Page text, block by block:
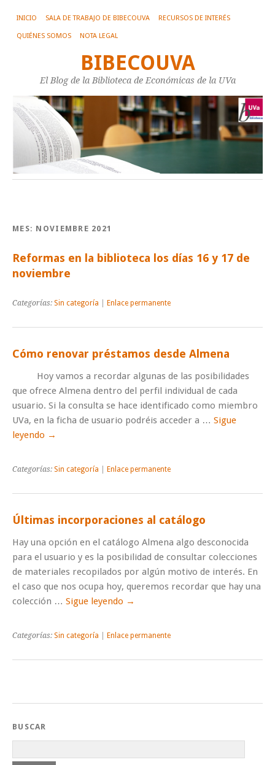
INICIO SALA DE TRABAJO DE BIBECOUVA RECURSOS DE INTERÉS
QUIÉNES SOMOS NOTA LEGAL
BIBECOUVA
El Blog de la Biblioteca de Económicas de la UVa
MES: NOVIEMBRE 2021
Reformas en la biblioteca los días 16 y 17 de
noviembre
Categorías: Sin categoría Enlace permanente
Cómo renovar préstamos desde Almena
Hoy vamos a recordar algunas de las posibilidades
que ofrece Almena dentro del perfil individual de cada
usuario. Si la consulta se hace identificado como miembro
UVa, en la ficha de usuario podréis acceder a … Sigue
leyendo →
Categorías: Sin categoría Enlace permanente
Últimas incorporaciones al catálogo
Hay una opción en el catálogo Almena algo desconocida
para el usuario y es la posibilidad de consultar colecciones
de materiales recopilados por algún motivo de interés. En
el caso que nos ocupa hoy, queremos recordar que hay una
colección … Sigue leyendo →
Categorías: Sin categoría Enlace permanente
BUSCAR